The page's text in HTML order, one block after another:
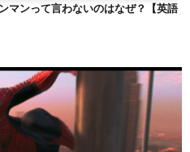
マンって言わないのはなぜ？【英語